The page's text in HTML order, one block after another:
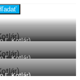
Ľ. Kotlár)
Ľ. Kotlár)
Ľ. Kotlár)